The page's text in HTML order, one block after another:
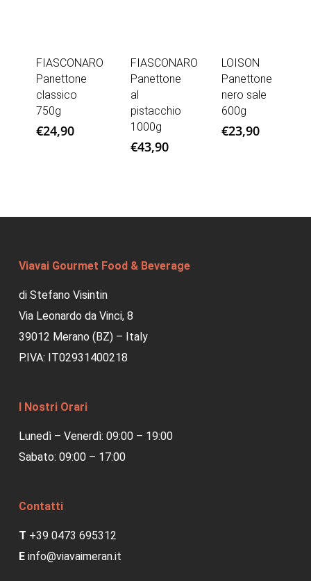
FIASCONARO
Panettone
classico
750g
€24,90
FIASCONARO
Panettone
al
pistacchio
1000g
€43,90
LOISON
Panettone
nero sale
600g
€23,90
Viavai Gourmet Food & Beverage
di Stefano Visintin
Via Leonardo da Vinci, 8
39012 Merano (BZ) – Italy
P.IVA: IT02931400218
I Nostri Orari
Lunedì – Venerdì: 09:00 – 19:00
Sabato: 09:00 – 17:00
Contatti
T +39 0473 695312
E info@viavaimeran.it